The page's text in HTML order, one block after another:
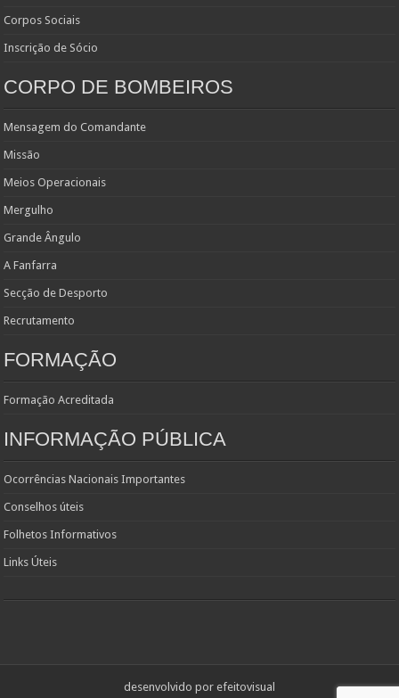
Corpos Sociais
Inscrição de Sócio
CORPO DE BOMBEIROS
Mensagem do Comandante
Missão
Meios Operacionais
Mergulho
Grande Ângulo
A Fanfarra
Secção de Desporto
Recrutamento
FORMAÇÃO
Formação Acreditada
INFORMAÇÃO PÚBLICA
Ocorrências Nacionais Importantes
Conselhos úteis
Folhetos Informativos
Links Úteis
desenvolvido por efeitovisual